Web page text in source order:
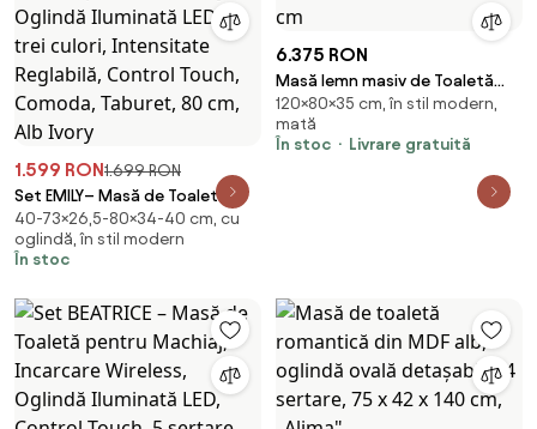
1.599 RON1.699 RON
Set EMILY– Masă de Toaletă
pentru Machiaj, cu Oglindă
Iluminată LED, în trei culori,
Intensitate Reglabilă, Control
cm, Alb Ivory
40-73×26,5-80×34-40 cm, cu
oglindă, în stil modern
În stoc
6.375 RON
Masă lemn masiv de Toaletă
Relief, 80 × 35 × 120 cm
120×80×35 cm, în stil modern,
mată
În stoc
Livrare gratuită